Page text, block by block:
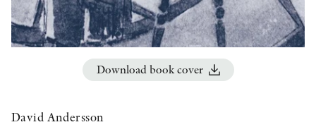
Download book cover
David Andersson